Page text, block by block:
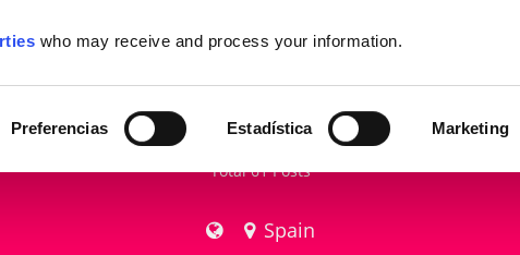
who may receive and process your information.
Preferencias Estadística Marketing
Laycos International
Total 61 Posts
Spain